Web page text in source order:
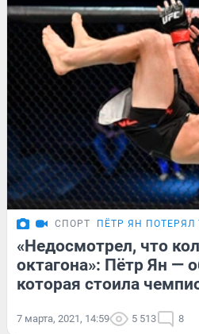
СПОРТ ПЁТР ЯН
«Недосмотрел, что
октагона»: Пётр Ян —
которая стоила
7 марта, 2021, 14:59 5 513 8